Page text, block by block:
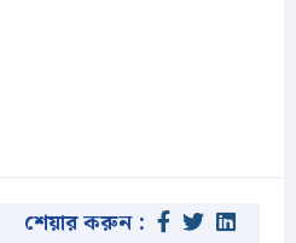
শেয়ার করুন :